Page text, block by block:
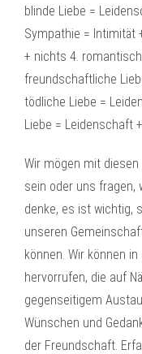
blinde Liebe =
Sympathie = Intimität
+ nichts 4.
freundschaftliche
tödliche Liebe =
Liebe = Leidenschaft
Wir mögen mit
sein oder uns fragen,
denke, es ist wichtig,
unseren
können. Wir können
hervorrufen, die auf
gegenseitigem
Wünschen und
der Freundschaft.